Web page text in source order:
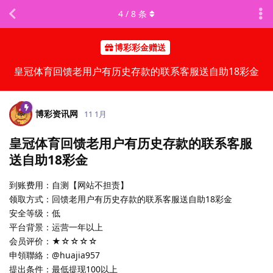
博彩彩金赠送
皇冠体育回馈老用户有历史存款的联系客服送自助18彩金
4 / 8 条
博彩资讯网 11 1月
皇冠体育回馈老用户有历史存款的联系客服
送自助18彩金
到账费用：自测【网站不担责】
领取方式：回馈老用户有历史存款的联系客服送自助18彩金
安全等级：低
平台背景：运营一年以上
会员评价：★☆☆☆☆
申領聯絡：@huajia957
提出条件：最低提现100以上